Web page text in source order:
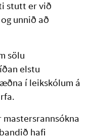
stutt er við
unnið að
sölu
elstu
í leikskólum á
hafi